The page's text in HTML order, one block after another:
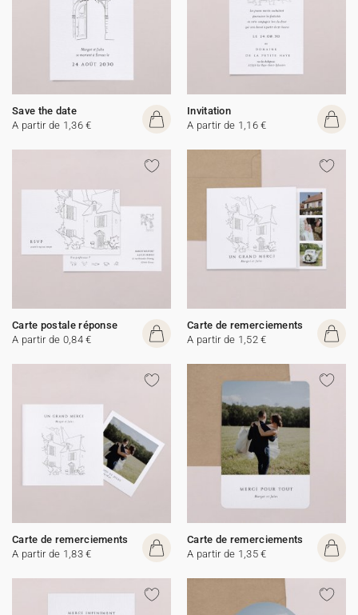
Save the date
A partir de 1,36 €
Invitation
A partir de 1,16 €
Carte postale réponse
A partir de 0,84 €
Carte de remerciements
A partir de 1,52 €
Carte de remerciements
A partir de 1,83 €
Carte de remerciements
A partir de 1,35 €